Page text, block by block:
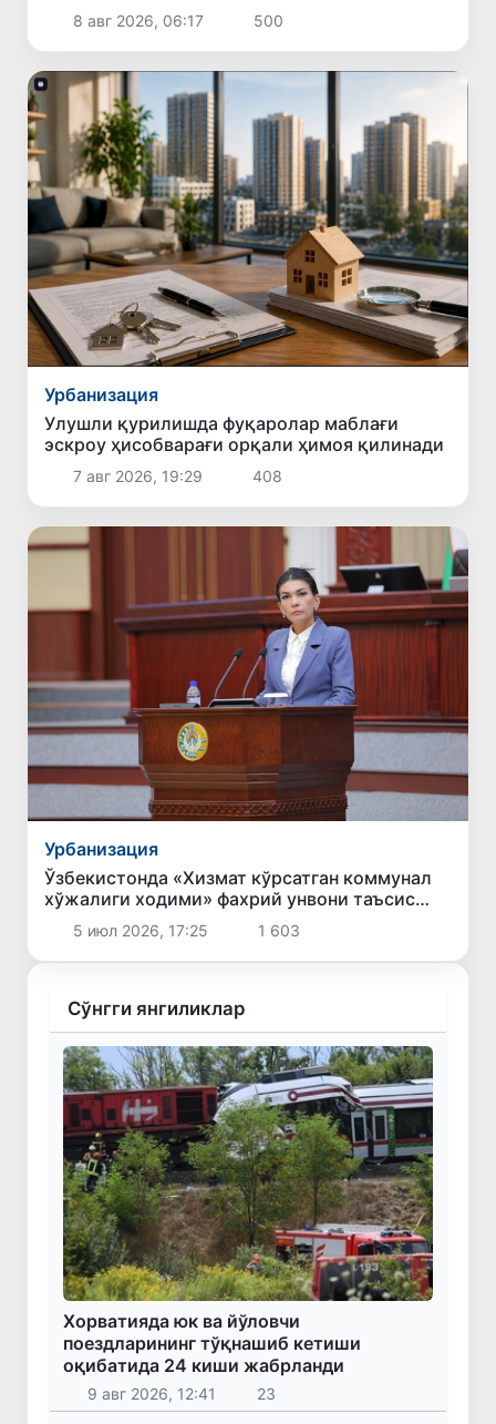
8 авг 2026, 06:17 500
Урбанизация
Улушли қурилишда фуқаролар маблағи
эскроу ҳисобварағи орқали ҳимоя қилинади
7 авг 2026, 19:29 408
Урбанизация
Ўзбекистонда «Хизмат кўрсатган коммунал
хўжалиги ходими» фахрий унвони таъсис
этилади
5 июл 2026, 17:25 1 603
Сўнгги янгиликлар
Хорватияда юк ва йўловчи
поездларининг тўқнашиб кетиши
оқибатида 24 киши жабрланди
9 авг 2026, 12:41 23